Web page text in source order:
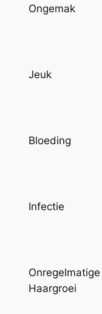
Ongemak
Jeuk
Bloeding
Infectie
Onregelmatige
Haargroei